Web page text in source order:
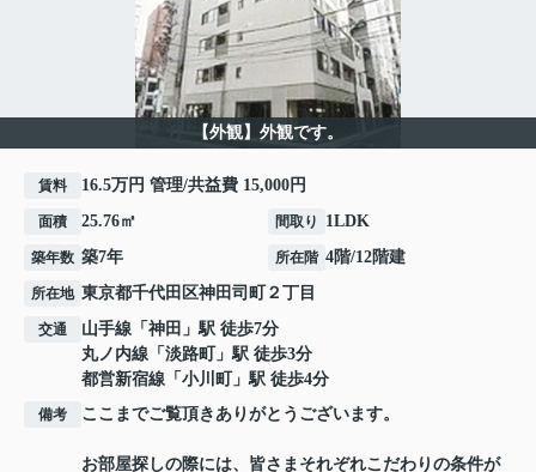
【外観】外観です。
賃料 16.5万円 管理/共益費 15,000円
面積 25.76㎡ 間取り 1LDK
築年数 築7年 所在階 4階/12階建
所在地 東京都千代田区神田司町 ２丁目
交通 山手線 「 神田 」駅 徒歩7分
丸ノ内線 「 淡路町
」駅 徒歩3分
都営新宿線 「 小川町 」駅 徒歩4分
備考 ここまでご覧頂きありがとうございます。
お部屋探しの際には、皆さまそれぞれこだわりの条件が